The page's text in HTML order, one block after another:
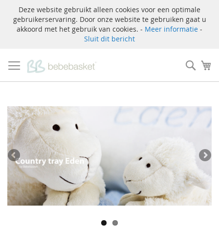
Deze website gebruikt alleen cookies voor een optimale
gebruikerservaring. Door onze website te gebruiken gaat u
akkoord met het gebruik van cookies. - Meer informatie -
Sluit dit bericht
naar
de
inhoud
Zoek